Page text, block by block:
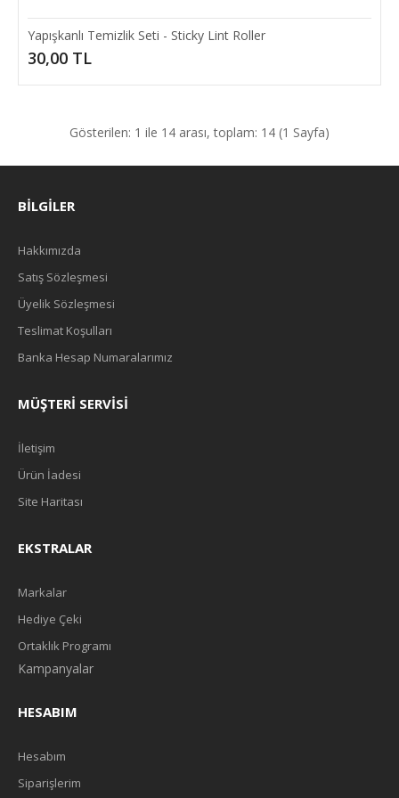
Pet Hut Kedi Köpek Yatağı
Polar Kedi ve Köpek Yatağı - Pet Hut Evcil Hayvanınızın Kendi
20,00 TL
Yapışkanlı Temizlik Seti - Sticky Lint Roller
30,00 TL
Gösterilen: 1 ile 14 arası, toplam: 14 (1 Sayfa)
BILGILER
Hakkımızda
Satış Sözleşmesi
Üyelik Sözleşmesi
Teslimat Koşulları
Banka Hesap Numaralarımız
MÜŞTERI SERVISI
İletişim
Ürün İadesi
Site Haritası
EKSTRALAR
Markalar
Hediye Çeki
Ortaklık Programı
Kampanyalar
HESABIM
Hesabım
Siparişlerim